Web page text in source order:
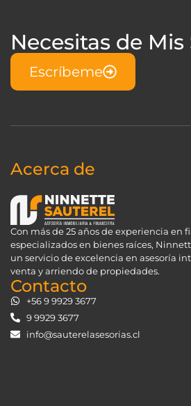
Necesitas de Mis
Escríbeme
Acerca de
Con más de 25 años de experiencia en
especializados en bienes raíces,
un servicio de excelencia en asesoría
venta y arriendo de propiedades.
Contacto
+56 9 9929 3677
9 9929 3677
info@sauterelasesorias.cl